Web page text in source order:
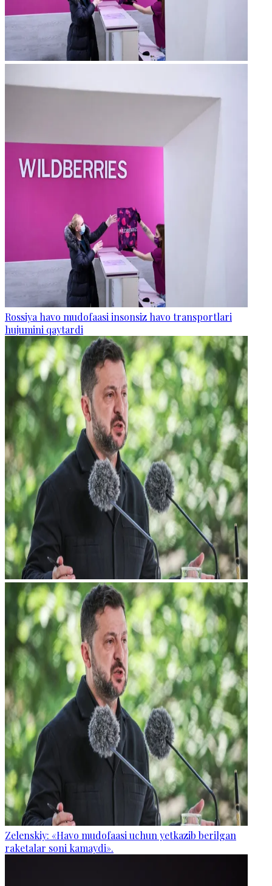
Rossiya havo mudofaasi insonsiz havo transportlari
hujumini qaytardi
Zelenskiy: «Havo mudofaasi uchun yetkazib berilgan
raketalar soni kamaydi».